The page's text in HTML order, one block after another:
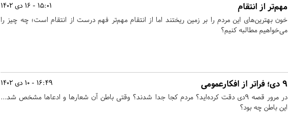
15:01 - 16 دی 1402 مهم‌تر از انتقام
خون بهترین‌های این مردم را بر زمین ریختند اما از انتقام مهم‌تر فهم درست از انتقام است؛ چه چیز را
می‌خواهیم مطالبه کنیم؟
16:49 - 10 دی 1402 9 دی؛ فراتر از افکارعمومی
در مرور قصه 9دی دقت کرده‌اید؟ مردم کجا جدا شدند؟ وقتی باطن آن شعارها و ادعاها مشخص شد...
این باطن چه بود؟